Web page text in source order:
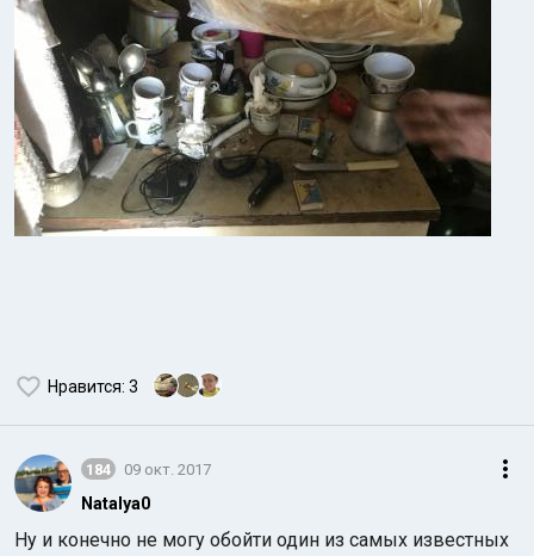
Нравится: 3
184 09 окт. 2017
Natalya0
Ну и конечно не могу обойти один из самых известных